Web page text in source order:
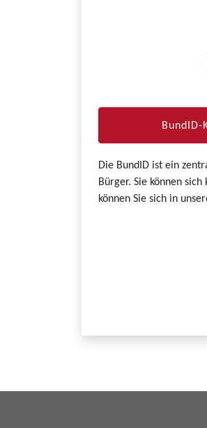
Die BundID ist ein
Bürger. Sie können
können Sie sich in